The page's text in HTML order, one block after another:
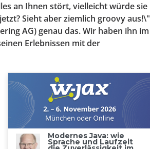
an Ihnen stört, vielleicht würde sie
Sieht aber ziemlich groovy aus!\"
AG) genau das. Wir haben ihn im
Erlebnissen mit der